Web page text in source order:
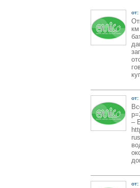
от:
от:
–
от: